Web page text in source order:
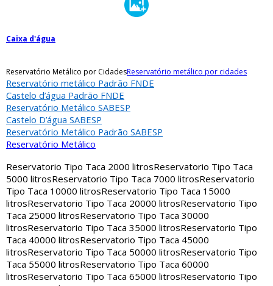
Caixa d'água
Reservatório Metálico por CidadesReservatório metálico por cidades
Reservatório metálico Padrão FNDE
Castelo d’água Padrão FNDE
Reservatório Metálico SABESP
Castelo D’água SABESP
Reservatório Metálico Padrão SABESP
Reservatório Metálico
Reservatorio Tipo Taca 2000 litrosReservatorio Tipo Taca
5000 litrosReservatorio Tipo Taca 7000 litrosReservatorio
Tipo Taca 10000 litrosReservatorio Tipo Taca 15000
litrosReservatorio Tipo Taca 20000 litrosReservatorio Tipo
Taca 25000 litrosReservatorio Tipo Taca 30000
litrosReservatorio Tipo Taca 35000 litrosReservatorio Tipo
Taca 40000 litrosReservatorio Tipo Taca 45000
litrosReservatorio Tipo Taca 50000 litrosReservatorio Tipo
Taca 55000 litrosReservatorio Tipo Taca 60000
litrosReservatorio Tipo Taca 65000 litrosReservatorio Tipo